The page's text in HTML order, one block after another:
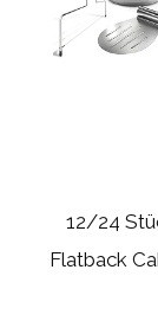
12/24
Flatback